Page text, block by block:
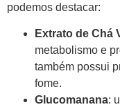
podemos destacar:
Extrato de Chá
metabolismo e
também possui
fome.
Glucomanana: